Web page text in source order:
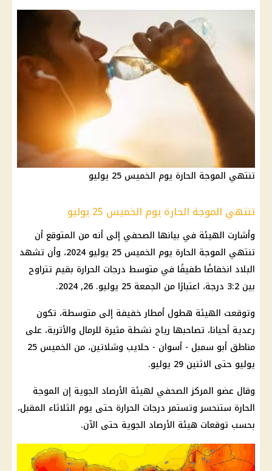
تنتهي الموجة الحارة يوم الخميس 25 يوليو
تنتهي الموجة الحارة يوم الخميس 25 يوليو
وأشارت الهيئة في بيانها الصحفي إلى أنه من المتوقع أن
تنتهي الموجة الحارة يوم الخميس 25 يوليو 2024، وأن تشهد
البلاد انخفاضًا طفيفًا في متوسط ​​درجات الحرارة بقيم تتراوح
بين 3:2 درجة، اعتبارًا من الجمعة 25 يوليو. 26, 2024.
وتوقعت الهيئة هطول أمطار خفيفة إلى متوسطة، تكون
رعدية أحيانا، تصاحبها رياح نشطة مثيرة للرمال والأتربة، على
مناطق أبو سمبل - أسوان - حلايب وشلاتين، من الخميس 25
يوليو حتى الاثنين 29 يوليو.
وقال عضو المركز الصحفي لهيئة الأرصاد الجوية إن الموجة
الحارة ستنحسر وتستمر درجات الحرارة حتى يوم الثلاثاء المقبل،
بحسب توقعات هيئة الأرصاد الجوية حتى الآن.